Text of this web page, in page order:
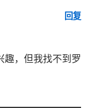
回复
趣，但我找不到罗